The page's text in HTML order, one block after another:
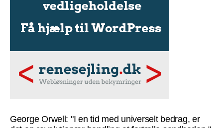
George Orwell: "I en tid med universelt bedrag, er